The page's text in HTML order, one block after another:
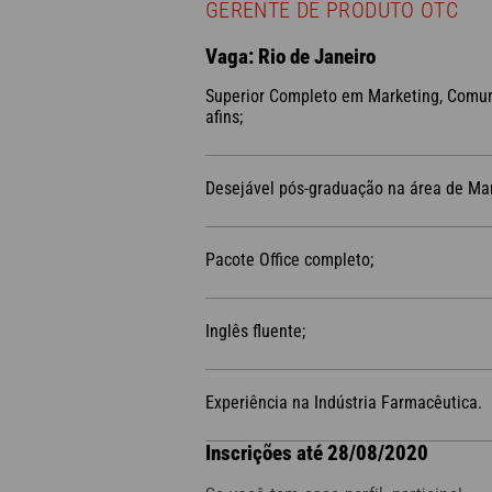
GERENTE DE PRODUTO OTC
Vaga: Rio de Janeiro
Superior Completo em Marketing,
afins;
Desejável pós-graduação na área de
Pacote Office completo;
Inglês fluente;
Experiência na Indústria Farmacêutica.
Inscrições até 28/08/2020